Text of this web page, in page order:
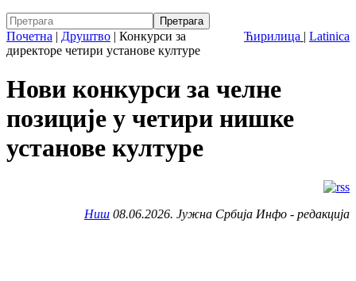
Ћирилица | Latinica
Почетна | Друштво | Конкурси за
директоре четири установе културе
Нови конкурси за челне
позиције у четири нишке
установе културе
Ниш 08.06.2026. Јужна Србија Инфо - редакција